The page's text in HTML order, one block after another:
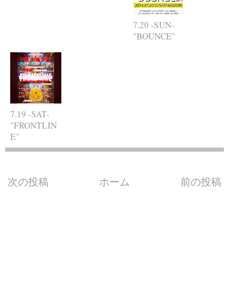
7.20 -SUN-
"BOUNCE"
7.19 -SAT-
"FRONTLIN
E"
次の投稿 前の投稿
ホーム